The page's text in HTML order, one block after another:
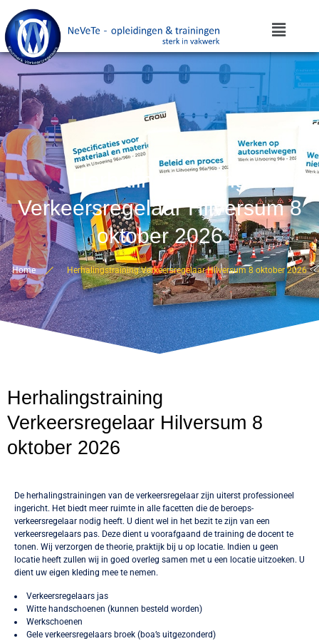
Herhalingstraining
Verkeersregelaar Hilversum 8
oktober 2026
Home Herhalingstraining Verkeersregelaar Hilversum 8 oktober 2026
Herhalingstraining
Verkeersregelaar Hilversum 8
oktober 2026
De herhalingstrainingen van de verkeersregelaar zijn uiterst professioneel
ingericht. Het biedt meer ruimte in alle facetten die de beroeps-
verkeersregelaar nodig heeft. U dient wel in het bezit te zijn van een
verkeersregelaars pas. Deze dient u voorafgaand de training de docent te
tonen. Wij verzorgen de theorie, praktijk bij u op locatie. Indien u geen
locatie heeft zullen wij in goed overleg samen met u een locatie uitzoeken. U
dient uw eigen kleding mee te nemen.
Verkeersregelaars jas
Witte handschoenen (kunnen besteld worden)
Werkschoenen
Gele verkeersregelaars broek (boa’s uitgezonderd)